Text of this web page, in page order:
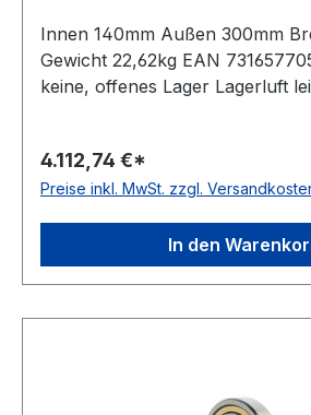
Innen 140mm Außen 300mm
Gewicht 22,62kg EAN
keine, offenes Lager Lagerluft
Toleranzklasse Toleranzklasse
ABEC 1 Nut(en) im Außenring
geteilter Innenring
4.112,74 €*
Preise inkl. MwSt. zzgl.
In den